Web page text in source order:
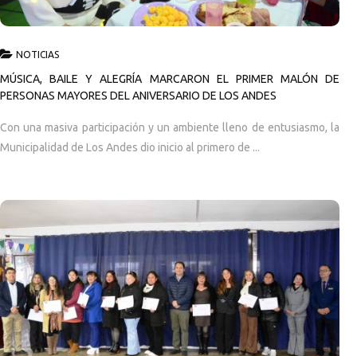
NOTICIAS
MÚSICA, BAILE Y ALEGRÍA MARCARON EL PRIMER MALÓN DE
PERSONAS MAYORES DEL ANIVERSARIO DE LOS ANDES
Con una masiva participación y un ambiente lleno de entusiasmo, la
Municipalidad de Los Andes dio inicio al primero de ...